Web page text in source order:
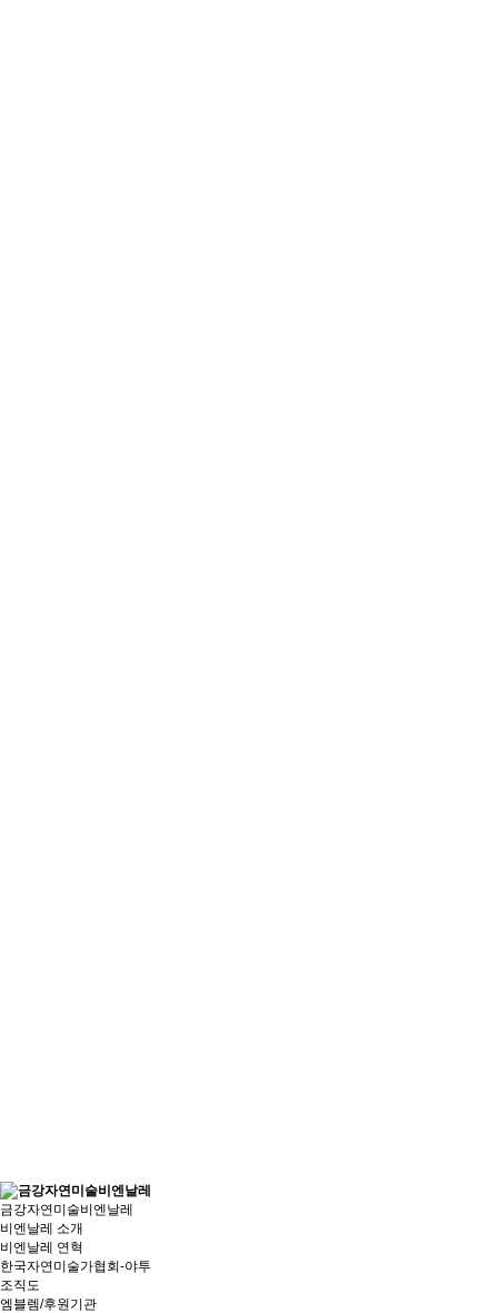
금강자연미술비엔날레
비엔날레 소개
비엔날레 연혁
한국자연미술가협회-야투
조직도
엠블렘/후원기관